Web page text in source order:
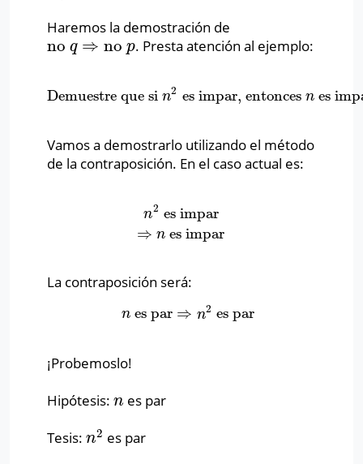
Haremos la demostración de
no q ⇒ no p
no q⇒nop . Presta atención al ejemplo:
Demuestre que sin2 es impar, entonces nes
Demuestre que sin 2es impar, entoncesn es impar
Vamos a demostrarlo utilizando el método
de la contraposición. En el caso actual es:
n2 es impar
⇒ n es impar
es impar ⇒nes impar
La contraposición será:
n es par ⇒ n2 es par
nes par⇒n2es par
¡Probemoslo!
Hipótesis: n
n es par
Tesis: n2
n2 es par